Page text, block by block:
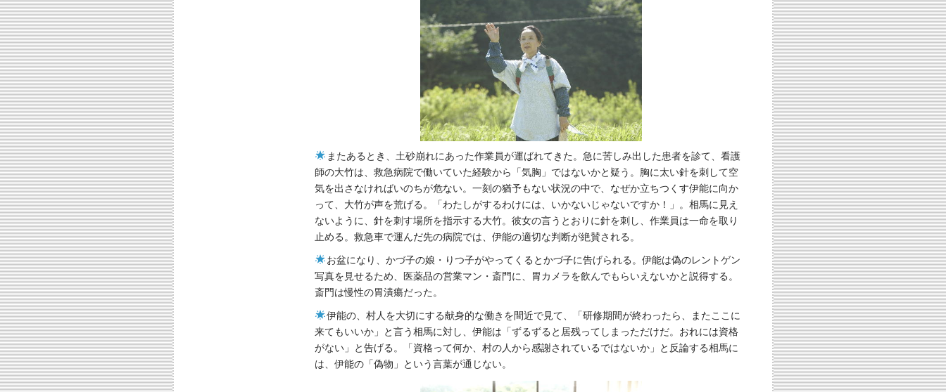
またあるとき、土砂崩れにあった作業員が運ばれてきた。急に苦しみ出した患者を診て、看護
師の大竹は、救急病院で働いていた経験から「気胸」ではないかと疑う。胸に太い針を刺して空
気を出さなければいのちが危ない。一刻の猶予もない状況の中で、なぜか立ちつくす伊能に向か
って、大竹が声を荒げる。「わたしがするわけには、いかないじゃないですか！」。相馬に見え
ないように、針を刺す場所を指示する大竹。彼女の言うとおりに針を刺し、作業員は一命を取り
止める。救急車で運んだ先の病院では、伊能の適切な判断が絶賛される。
お盆になり、かづ子の娘・りつ子がやってくるとかづ子に告げられる。伊能は偽のレントゲン
写真を見せるため、医薬品の営業マン・斎門に、胃カメラを飲んでもらいえないかと説得する。
斎門は慢性の胃潰瘍だった。
伊能の、村人を大切にする献身的な働きを間近で見て、「研修期間が終わったら、またここに
来てもいいか」と言う相馬に対し、伊能は「ずるずると居残ってしまっただけだ。おれには資格
がない」と告げる。「資格って何か、村の人から感謝されているではないか」と反論する相馬に
は、伊能の「偽物」という言葉が通じない。